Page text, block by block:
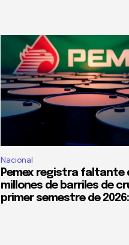
Nacional
Pemex registra faltante
millones de barriles de
primer semestre de